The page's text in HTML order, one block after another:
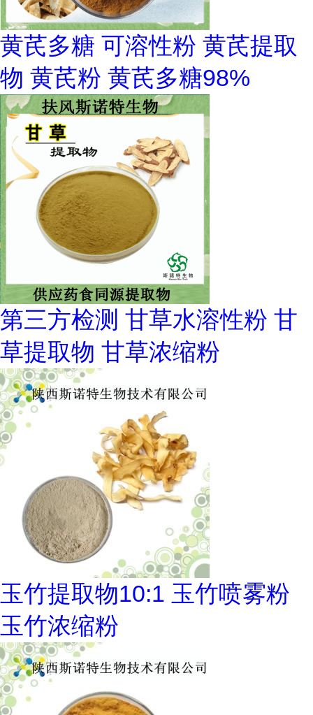
黄芪多糖 可溶性粉 黄芪提取
物 黄芪粉 黄芪多糖98%
第三方检测 甘草水溶性粉 甘
草提取物 甘草浓缩粉
玉竹提取物10:1 玉竹喷雾粉
玉竹浓缩粉